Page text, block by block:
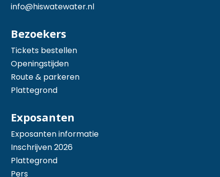
info@hiswatewater.nl
Bezoekers
Tickets bestellen
Openingstijden
Route & parkeren
Plattegrond
Exposanten
Exposanten informatie
Inschrijven 2026
Plattegrond
Pers